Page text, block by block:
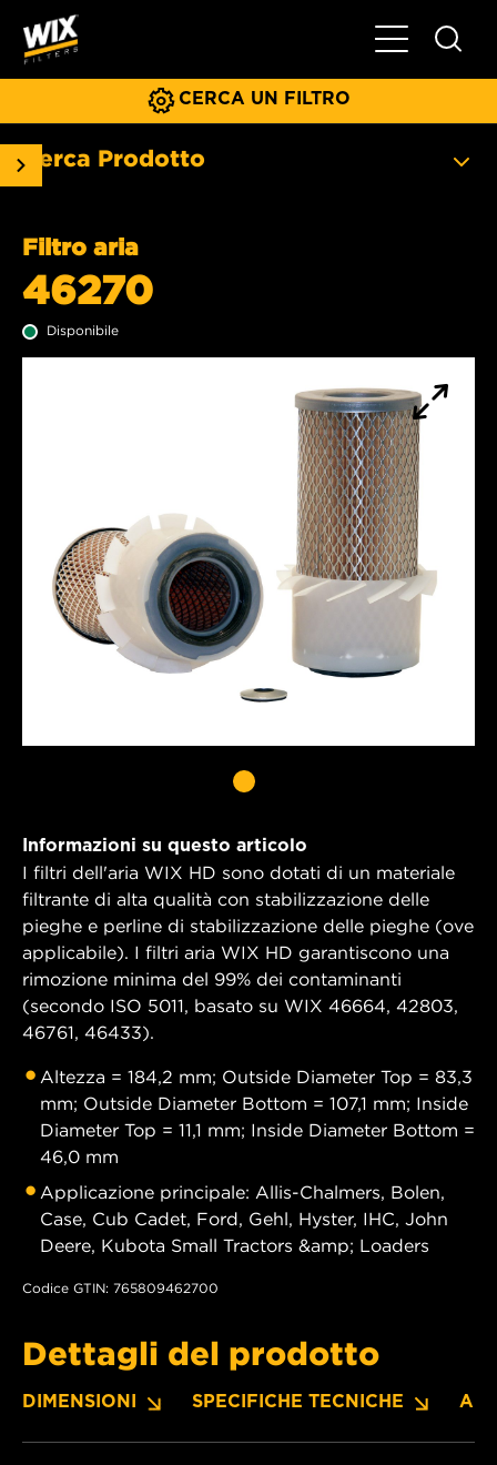
Menu
CERCA UN FILTRO
Cerca Prodotto
Filtro aria
46270
Disponibile
Informazioni su questo articolo
I filtri dell'aria WIX HD sono dotati di un materiale
filtrante di alta qualità con stabilizzazione delle
pieghe e perline di stabilizzazione delle pieghe (ove
applicabile). I filtri aria WIX HD garantiscono una
rimozione minima del 99% dei contaminanti
(secondo ISO 5011, basato su WIX 46664, 42803,
46761, 46433).
Altezza = 184,2 mm; Outside Diameter Top = 83,3
mm; Outside Diameter Bottom = 107,1 mm; Inside
Diameter Top = 11,1 mm; Inside Diameter Bottom =
46,0 mm
Applicazione principale: Allis-Chalmers, Bolen,
Case, Cub Cadet, Ford, Gehl, Hyster, IHC, John
Deere, Kubota Small Tractors &amp; Loaders
Codice GTIN: 765809462700
Dettagli del prodotto
DIMENSIONI SPECIFICHE TECNICHE